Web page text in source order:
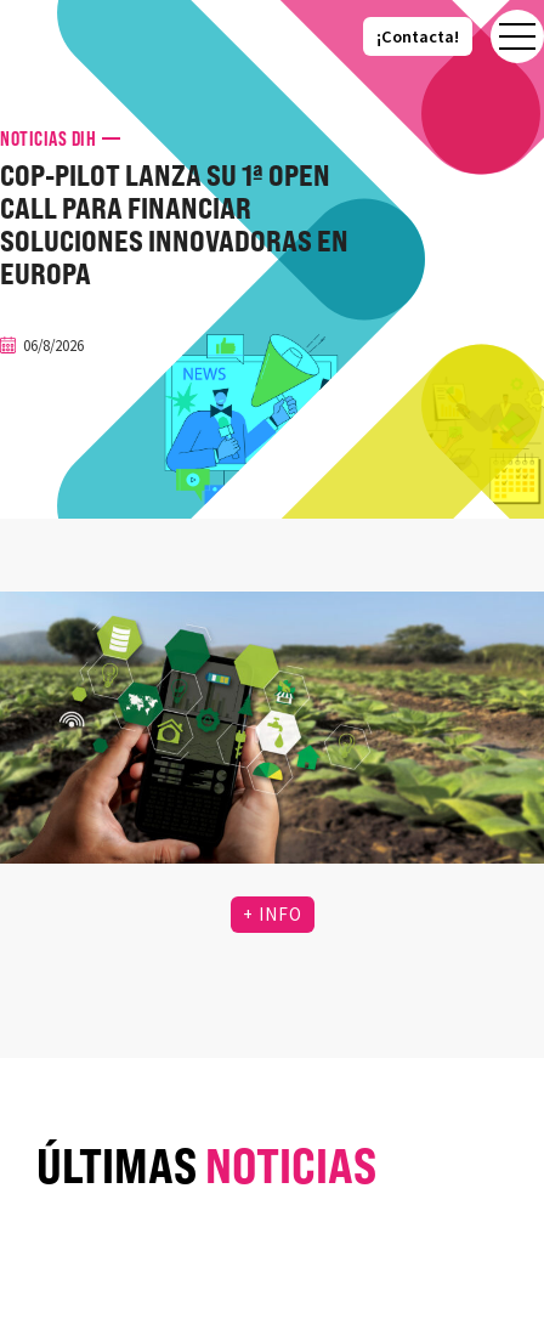
¡Contacta!
¡Contacta!
NOTICIAS DIH
COP‑PILOT LANZA SU 1ª OPEN
CALL PARA FINANCIAR
SOLUCIONES INNOVADORAS EN
EUROPA
06/8/2026
+ INFO
ÚLTIMAS NOTICIAS